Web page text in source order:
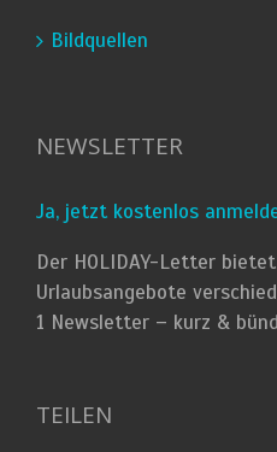
Bildquellen
NEWSLETTER
Ja, jetzt kostenlos
Der HOLIDAY-Letter
Urlaubsangebote
1 Newsletter – kurz &
TEILEN